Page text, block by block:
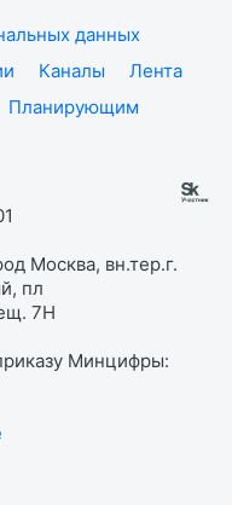
данных
Каналы
Лента
Планирующим
Москва, вн.тер.г.
пл
7Н
Минцифры: